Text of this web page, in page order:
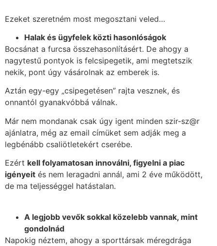
Ezeket szeretném most megosztani veled…
Halak és ügyfelek közti hasonlóságok
Bocsánat a furcsa összehasonlításért. De ahogy a
nagytestű pontyok is felcsipegetik, ami megtetszik
nekik, pont úgy vásárolnak az emberek is.
Aztán egy-egy „csipegetésen” rajta vesznek, és
onnantól gyanakvóbbá válnak.
Már nem mondanak csak úgy igent minden szir-sz@r
ajánlatra, még az email címüket sem adják meg a
legbénább csaliötletekért cserébe.
Ezért kell folyamatosan innoválni, figyelni a piac
igényeit és nem leragadni annál, ami 2 éve működött,
de ma teljességgel hatástalan.
A legjobb vevők sokkal közelebb vannak, mint
gondolnád
Napokig néztem, ahogy a sporttársak méregdrága